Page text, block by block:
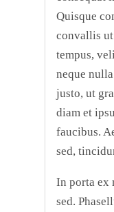
Quisque
convallis
tempus,
neque
justo, ut
diam et
faucibus.
sed,
In porta ex
sed.